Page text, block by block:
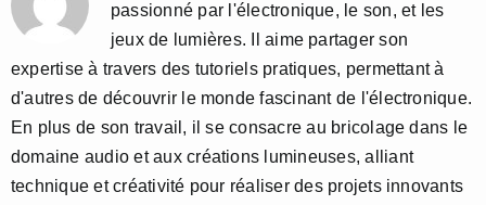
passionné par l'électronique, le son, et les
jeux de lumières. Il aime partager son
expertise à travers des tutoriels pratiques, permettant à
d'autres de découvrir le monde fascinant de l'électronique.
En plus de son travail, il se consacre au bricolage dans le
domaine audio et aux créations lumineuses, alliant
technique et créativité pour réaliser des projets innovants